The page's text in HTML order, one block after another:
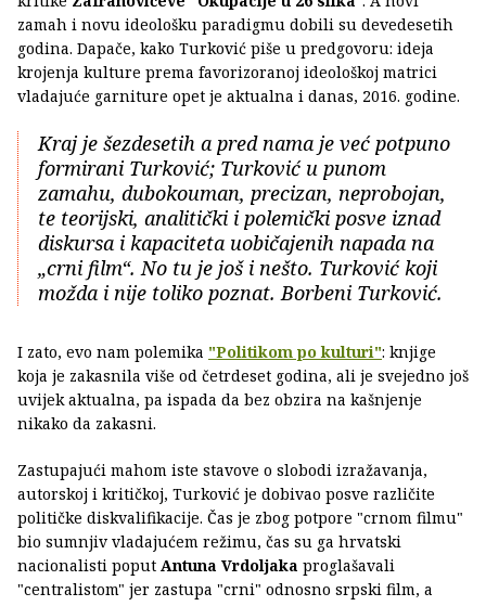
zamah i novu ideološku paradigmu dobili su devedesetih
godina. Dapače, kako Turković piše u predgovoru: ideja
krojenja kulture prema favorizoranoj ideološkoj matrici
vladajuće garniture opet je aktualna i danas, 2016. godine.
Kraj je šezdesetih a pred nama je već potpuno
formirani Turković; Turković u punom
zamahu, dubokouman, precizan, neprobojan,
te teorijski, analitički i polemički posve iznad
diskursa i kapaciteta uobičajenih napada na
„crni film“. No tu je još i nešto. Turković koji
možda i nije toliko poznat. Borbeni Turković.
I zato, evo nam polemika "Politikom po kulturi": knjige
koja je zakasnila više od četrdeset godina, ali je svejedno još
uvijek aktualna, pa ispada da bez obzira na kašnjenje
nikako da zakasni.
Zastupajući mahom iste stavove o slobodi izražavanja,
autorskoj i kritičkoj, Turković je dobivao posve različite
političke diskvalifikacije. Čas je zbog potpore "crnom filmu"
bio sumnjiv vladajućem režimu, čas su ga hrvatski
nacionalisti poput Antuna Vrdoljaka proglašavali
"centralistom" jer zastupa "crni" odnosno srpski film, a